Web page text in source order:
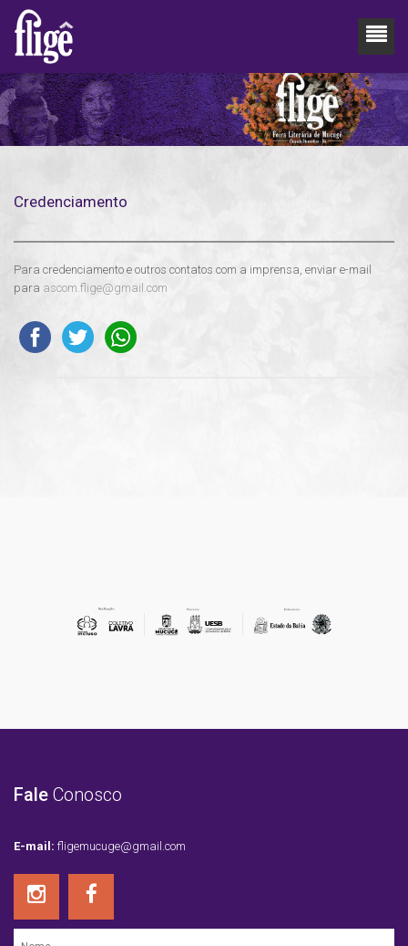
Credenciamento
Para credenciamento e outros contatos com a imprensa, enviar e-mail
para ascom.flige@gmail.com
Fale Conosco
E-mail: fligemucuge@gmail.com